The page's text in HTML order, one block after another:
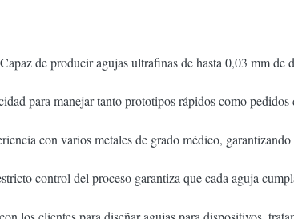
Capaz de producir agujas ultrafinas de hasta 0,03 mm de
para manejar tanto prototipos rápidos como
con varios metales de grado médico,
control del proceso garantiza que cada aguja